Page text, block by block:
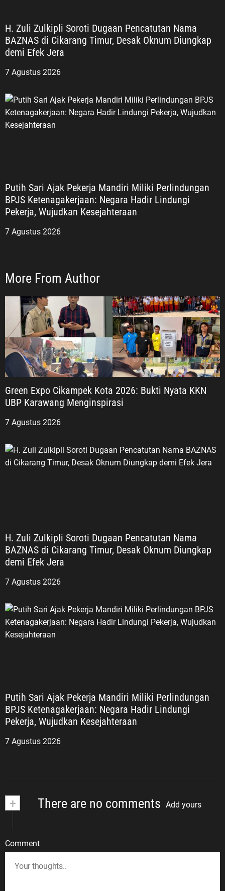
H. Zuli Zulkipli Soroti Dugaan Pencatutan Nama
BAZNAS di Cikarang Timur, Desak Oknum Diungkap
demi Efek Jera
7 Agustus 2026
Putih Sari Ajak Pekerja Mandiri Miliki Perlindungan
BPJS Ketenagakerjaan: Negara Hadir Lindungi
Pekerja, Wujudkan Kesejahteraan
7 Agustus 2026
More From Author
Green Expo Cikampek Kota 2026: Bukti Nyata KKN
UBP Karawang Menginspirasi
7 Agustus 2026
H. Zuli Zulkipli Soroti Dugaan Pencatutan Nama
BAZNAS di Cikarang Timur, Desak Oknum Diungkap
demi Efek Jera
7 Agustus 2026
Putih Sari Ajak Pekerja Mandiri Miliki Perlindungan
BPJS Ketenagakerjaan: Negara Hadir Lindungi
Pekerja, Wujudkan Kesejahteraan
7 Agustus 2026
+ There are no comments Add yours
Comment